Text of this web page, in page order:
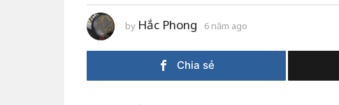
by Hắc Phong 6 năm ago
m
o
Chia sẻ